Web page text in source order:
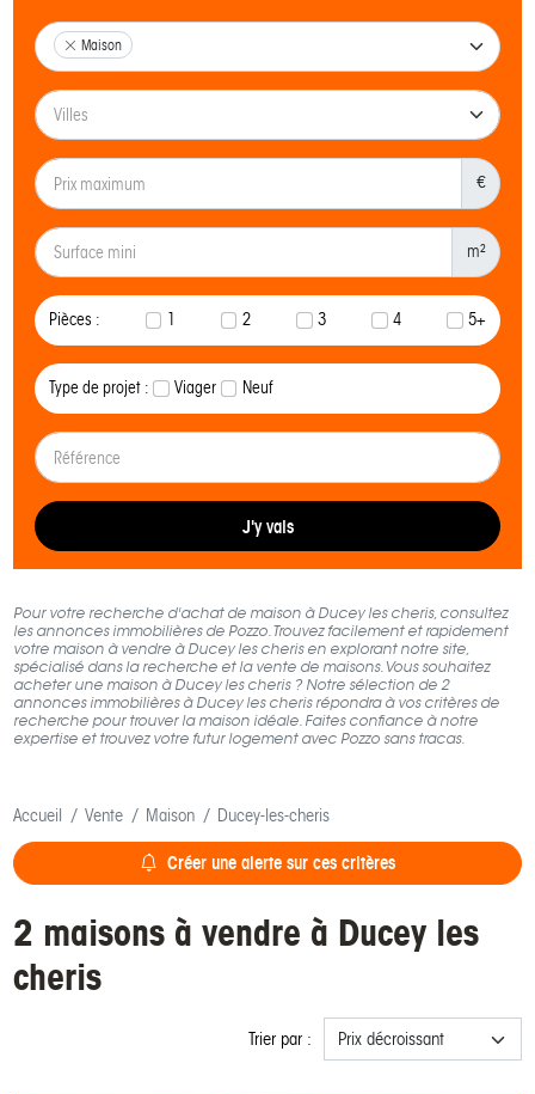
Maison
€
m²
Pièces : 1 2 3 4 5+
Type de projet : Viager Neuf
J'y vais
Pour votre recherche d'achat de maison à Ducey les cheris, consultez
les annonces immobilières de Pozzo. Trouvez facilement et rapidement
votre maison à vendre à Ducey les cheris en explorant notre site,
spécialisé dans la recherche et la vente de maisons. Vous souhaitez
acheter une maison à Ducey les cheris ? Notre sélection de 2
annonces immobilières à Ducey les cheris répondra à vos critères de
recherche pour trouver la maison idéale. Faites confiance à notre
expertise et trouvez votre futur logement avec Pozzo sans tracas.
Accueil Vente Maison Ducey-les-cheris
Créer une alerte sur ces critères
2 maisons à vendre à Ducey les
cheris
Trier par :